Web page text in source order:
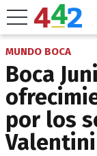
MUNDO BOCA
Boca
por los
Valentini